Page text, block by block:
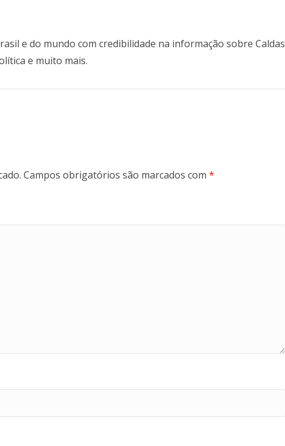
e do mundo com credibilidade na informação sobre Caldas
e muito mais.
Campos obrigatórios são marcados com *